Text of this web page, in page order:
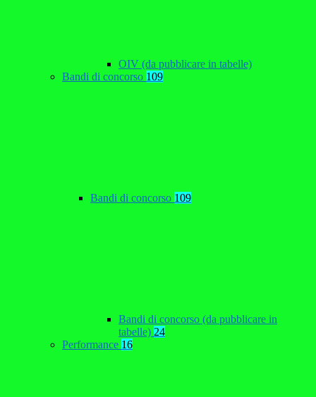
OIV (da pubblicare in tabelle)
Bandi di concorso 109
Bandi di concorso 109
Bandi di concorso (da pubblicare in
tabelle) 24
Performance 16